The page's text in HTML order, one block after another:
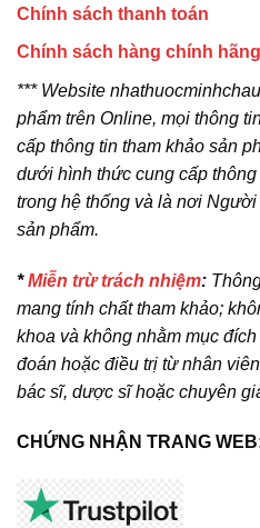
Chính sách thanh toán
Chính sách hàng chính hãng
*** Website
phẩm trên Online, mọi thông
cấp thông tin tham khảo sản
dưới hình thức cung cấp
trong hệ thống và là nơi
sản phẩm.
*Miễn trừ trách nhiệm:
mang tính chất tham khảo;
khoa và không nhằm mục
đoán hoặc điều trị từ nhân
bác sĩ, dược sĩ hoặc chuyên
CHỨNG NHẬN TRANG